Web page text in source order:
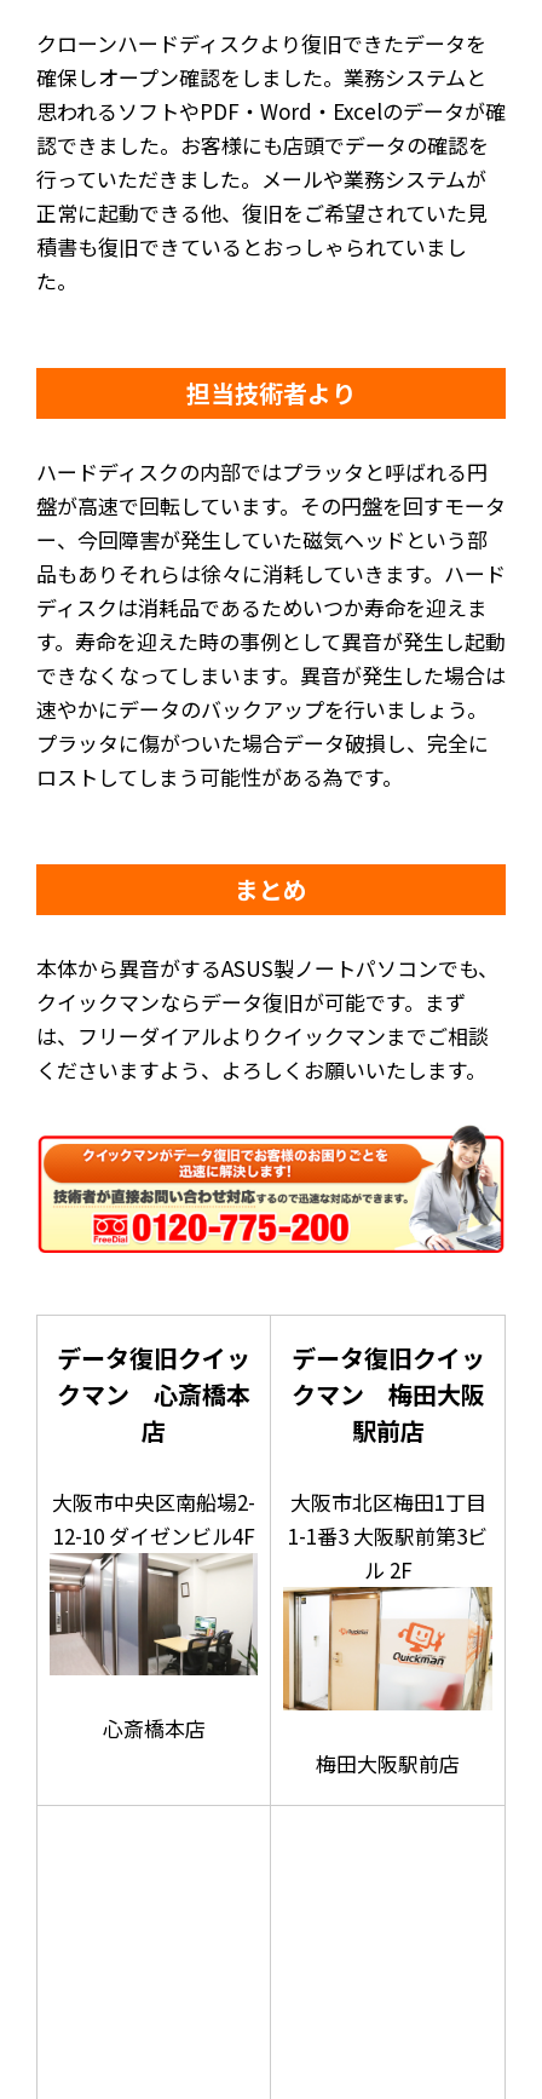
クローンハードディスクより復旧できたデータを
確保しオープン確認をしました。業務システムと
思われるソフトやPDF・Word・Excelのデータが確
認できました。お客様にも店頭でデータの確認を
行っていただきました。メールや業務システムが
正常に起動できる他、復旧をご希望されていた見
積書も復旧できているとおっしゃられていまし
た。
担当技術者より
ハードディスクの内部ではプラッタと呼ばれる円
盤が高速で回転しています。その円盤を回すモータ
ー、今回障害が発生していた磁気ヘッドという部
品もありそれらは徐々に消耗していきます。ハード
ディスクは消耗品であるためいつか寿命を迎えま
す。寿命を迎えた時の事例として異音が発生し起動
できなくなってしまいます。異音が発生した場合は
速やかにデータのバックアップを行いましょう。
プラッタに傷がついた場合データ破損し、完全に
ロストしてしまう可能性がある為です。
まとめ
本体から異音がするASUS製ノートパソコンでも、
クイックマンならデータ復旧が可能です。まず
は、フリーダイアルよりクイックマンまでご相談
くださいますよう、よろしくお願いいたします。
データ復旧クイッ
クマン 心斎橋本
店
大阪市中央区南船場2-
12-10 ダイゼンビル4F
心斎橋本店
データ復旧クイッ
クマン 梅田大阪
駅前店
大阪市北区梅田1丁目
1-1番3 大阪駅前第3ビ
ル 2F
梅田大阪駅前店